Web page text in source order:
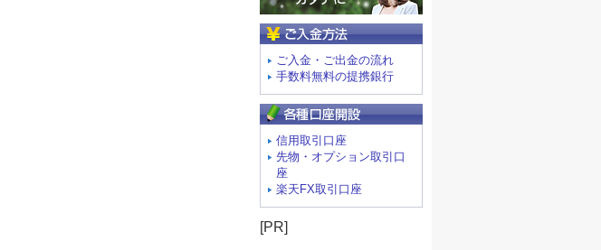
ご入金・ご出金の流れ
手数料無料の提携銀行
信用取引口座
先物・オプション取引口
座
楽天FX取引口座
[PR]